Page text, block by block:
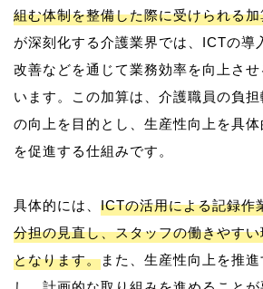
組む体制を整備した際に受けられる
が深刻化する介護業界では、ICTの導
改善などを通じて業務効率を向上さ
います。この加算は、介護職員の負
の向上を目的とし、生産性向上を具
を促進する仕組みです。
具体的には、 ICTの活用による記録作
分担の見直し、スタッフの働きやす
となります。また、生産性向上を推